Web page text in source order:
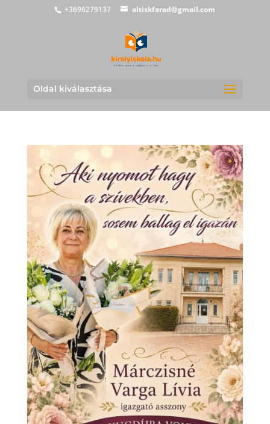
+3696279137 altiskfarad@gmail.com
Oldal kiválasztása